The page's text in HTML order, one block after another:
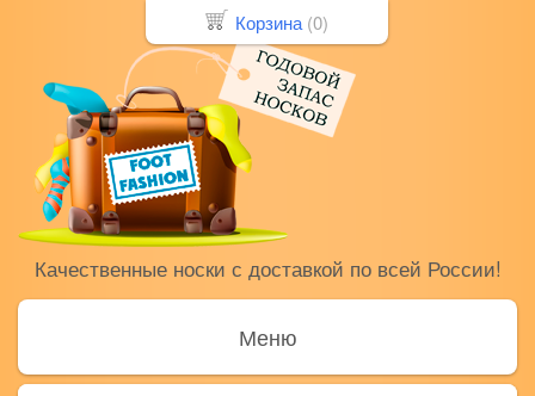
Качественные носки с доставкой по всей России!
Меню
Корзина (0)